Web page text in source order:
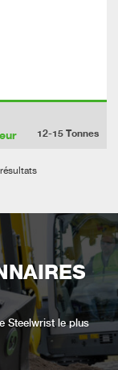
12-15Tonnes
Steelwrist le plus